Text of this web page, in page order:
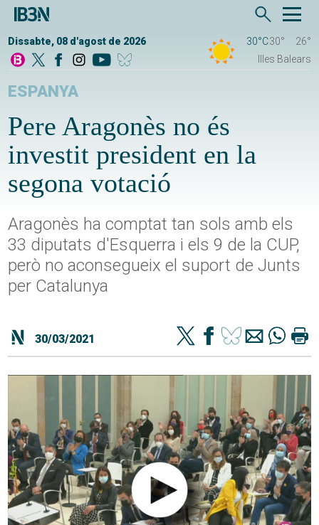
Dissabte, 08 d'agost de 2026 30°C30°
26°
Illes Balears
ESPANYA
Pere Aragonès no és
investit president en la
segona votació
Aragonès ha comptat tan sols amb els
33 diputats d'Esquerra i els 9 de la CUP,
però no aconsegueix el suport de Junts
per Catalunya
30/03/2021